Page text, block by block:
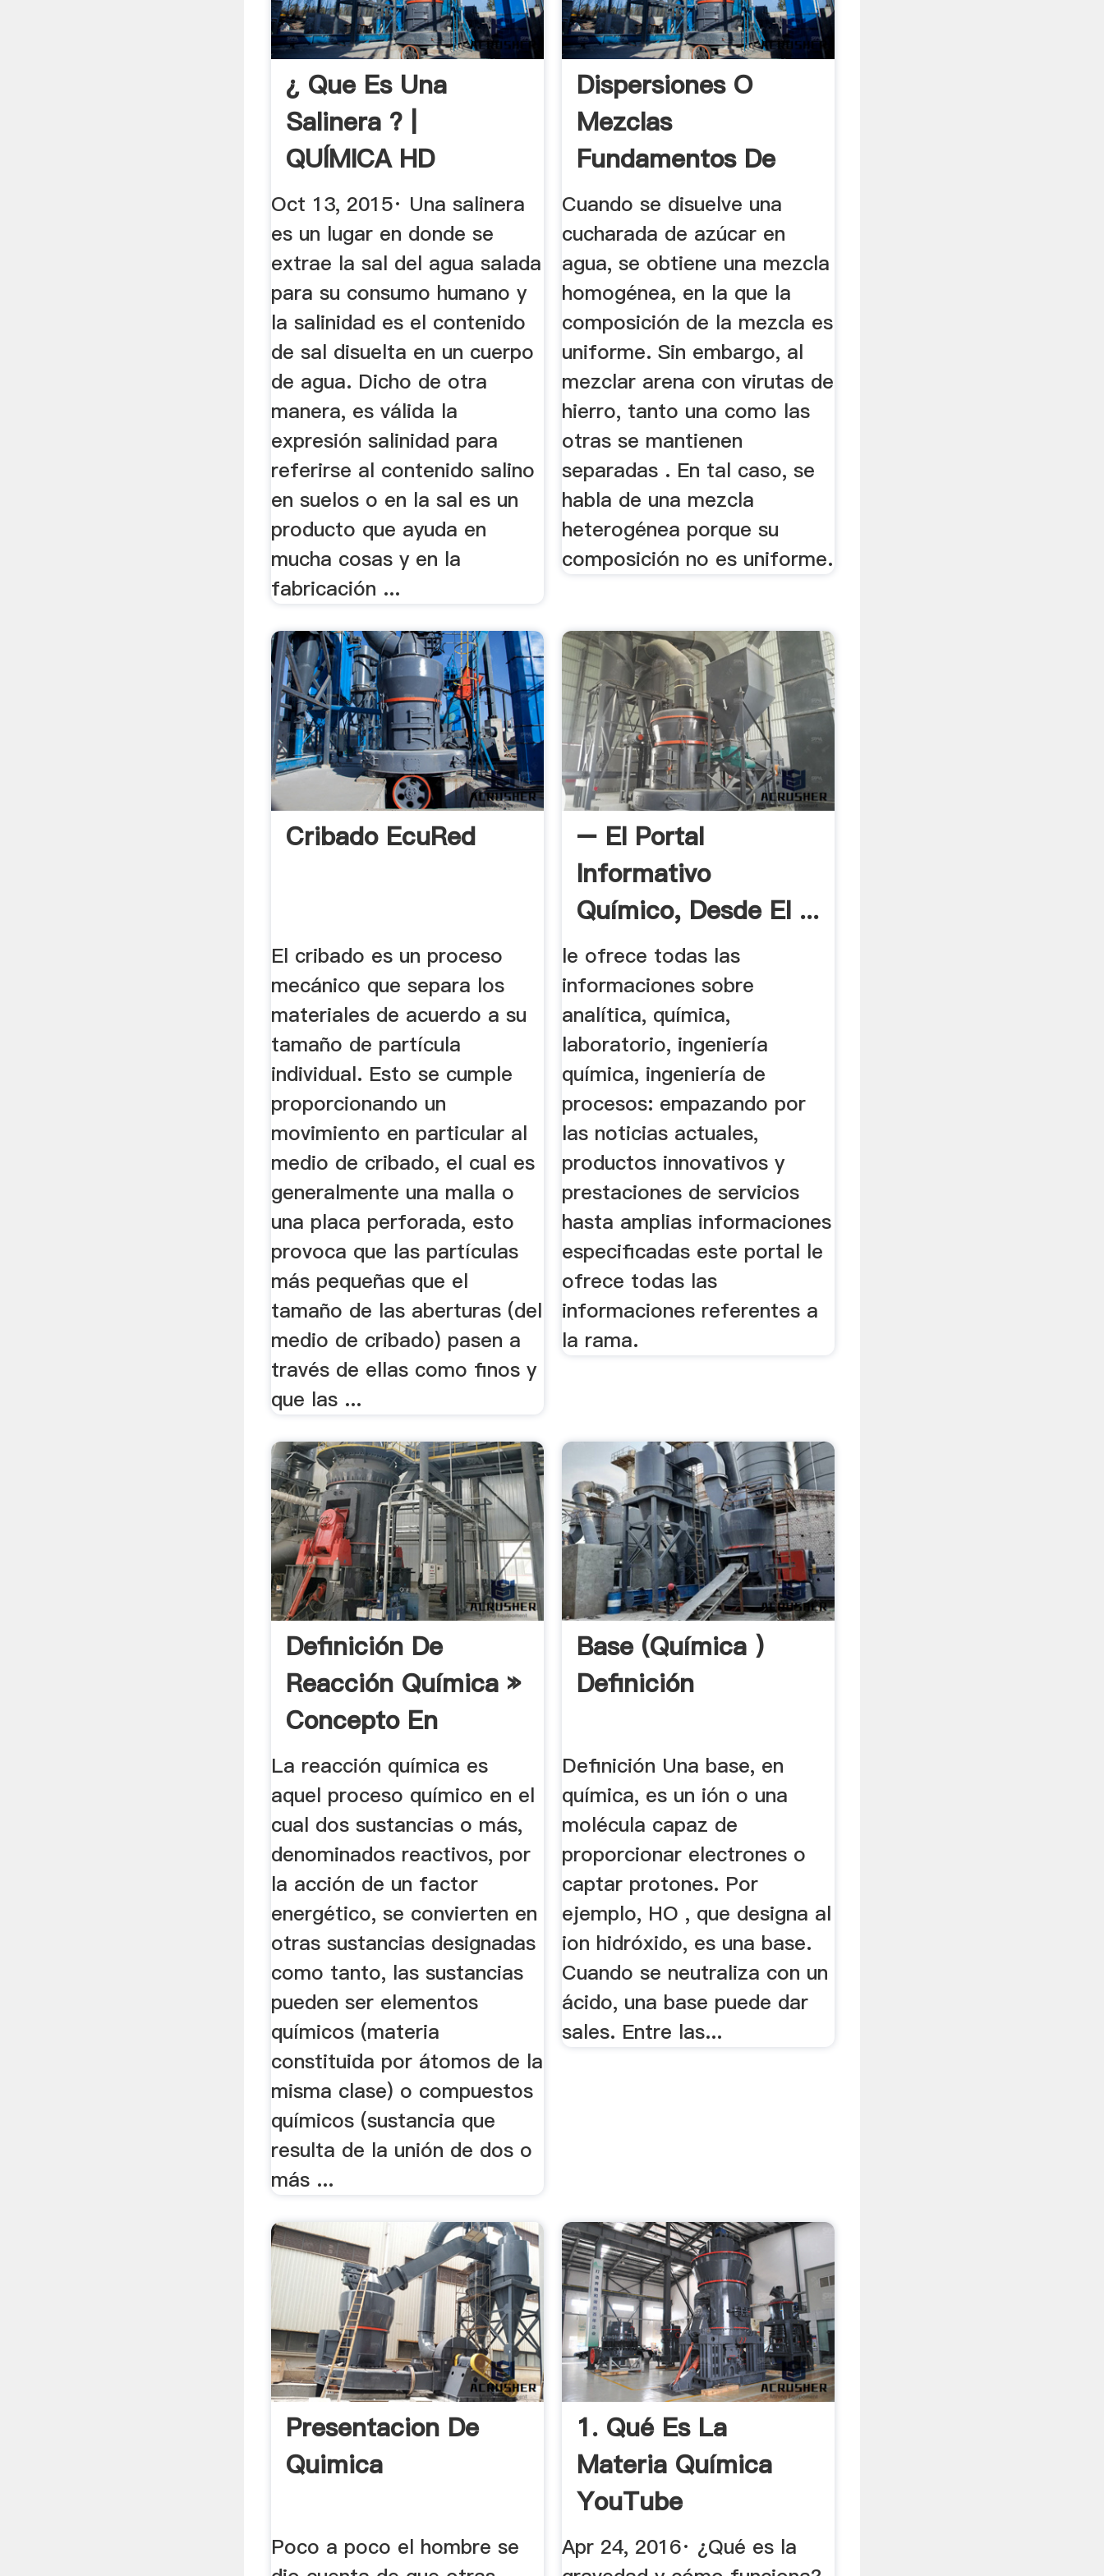
¿ Que Es Una
Salinera ? |
QUÍMICA HD
Oct 13, 2015· Una salinera
es un lugar en donde se
extrae la sal del agua salada
para su consumo humano y
la salinidad es el contenido
de sal disuelta en un cuerpo
de agua. Dicho de otra
manera, es válida la
expresión salinidad para
referirse al contenido salino
en suelos o en la sal es un
producto que ayuda en
mucha cosas y en la
fabricación ...
Dispersiones O
Mezclas
Fundamentos De
Química
Cuando se disuelve una
cucharada de azúcar en
agua, se obtiene una mezcla
homogénea, en la que la
composición de la mezcla es
uniforme. Sin embargo, al
mezclar arena con virutas de
hierro, tanto una como las
otras se mantienen
separadas . En tal caso, se
habla de una mezcla
heterogénea porque su
composición no es uniforme.
Cribado EcuRed
El cribado es un proceso
mecánico que separa los
materiales de acuerdo a su
tamaño de partícula
individual. Esto se cumple
proporcionando un
movimiento en particular al
medio de cribado, el cual es
generalmente una malla o
una placa perforada, esto
provoca que las partículas
más pequeñas que el
tamaño de las aberturas (del
medio de cribado) pasen a
través de ellas como finos y
que las ...
– El Portal
Informativo
Químico, Desde El ...
le ofrece todas las
informaciones sobre
analítica, química,
laboratorio, ingeniería
química, ingeniería de
procesos: empazando por
las noticias actuales,
productos innovativos y
prestaciones de servicios
hasta amplias informaciones
especificadas este portal le
ofrece todas las
informaciones referentes a
la rama.
Definición De
Reacción Química »
Concepto En
Definición ABC
La reacción química es
aquel proceso químico en el
cual dos sustancias o más,
denominados reactivos, por
la acción de un factor
energético, se convierten en
otras sustancias designadas
como tanto, las sustancias
pueden ser elementos
químicos (materia
constituida por átomos de la
misma clase) o compuestos
químicos (sustancia que
resulta de la unión de dos o
más ...
Base (química )
Definición
Definición Una base, en
química, es un ión o una
molécula capaz de
proporcionar electrones o
captar protones. Por
ejemplo, HO , que designa al
ion hidróxido, es una base.
Cuando se neutraliza con un
ácido, una base puede dar
sales. Entre las...
Presentacion De
Quimica
Poco a poco el hombre se
1. Qué Es La
Materia Química
YouTube
Apr 24, 2016· ¿Qué es la